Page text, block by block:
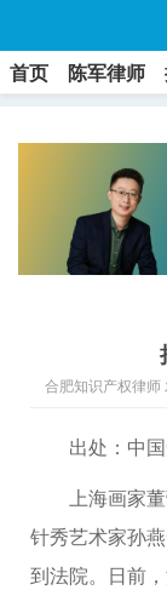
首页 陈军律师
合肥知识产权律
出处：中国
上海画家董
针秀艺术家孙
到法院。日前